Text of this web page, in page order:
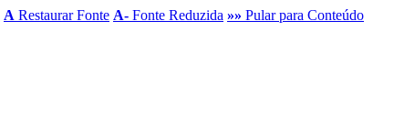
A Restaurar Fonte A- Fonte Reduzida »» Pular para Conteúdo